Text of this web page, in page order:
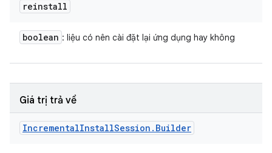
reinstall
boolean : liệu có nên cài đặt lại ứng dụng hay không
Giá trị trả về
IncrementalInstallSession . Builder